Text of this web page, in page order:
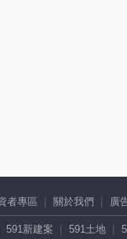
者專區 關於我們 廣
591新建案 591土地